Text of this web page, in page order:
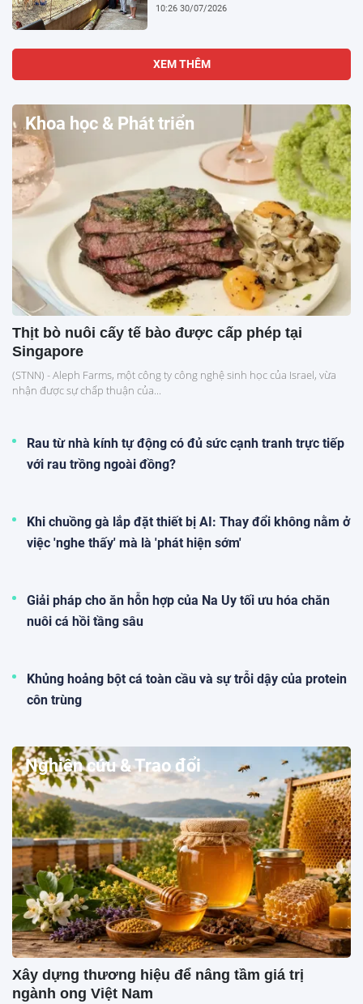
10:26 30/07/2026
XEM THÊM
Khoa học & Phát triển
Thịt bò nuôi cấy tế bào được cấp phép tại
Singapore
(STNN) - Aleph Farms, một công ty công nghệ sinh học của Israel, vừa
nhận được sự chấp thuận của...
Rau từ nhà kính tự động có đủ sức cạnh tranh trực tiếp
với rau trồng ngoài đồng?
Khi chuồng gà lắp đặt thiết bị AI: Thay đổi không nằm ở
việc 'nghe thấy' mà là 'phát hiện sớm'
Giải pháp cho ăn hỗn hợp của Na Uy tối ưu hóa chăn
nuôi cá hồi tầng sâu
Khủng hoảng bột cá toàn cầu và sự trỗi dậy của protein
côn trùng
Nghiên cứu & Trao đổi
Xây dựng thương hiệu để nâng tầm giá trị
ngành ong Việt Nam